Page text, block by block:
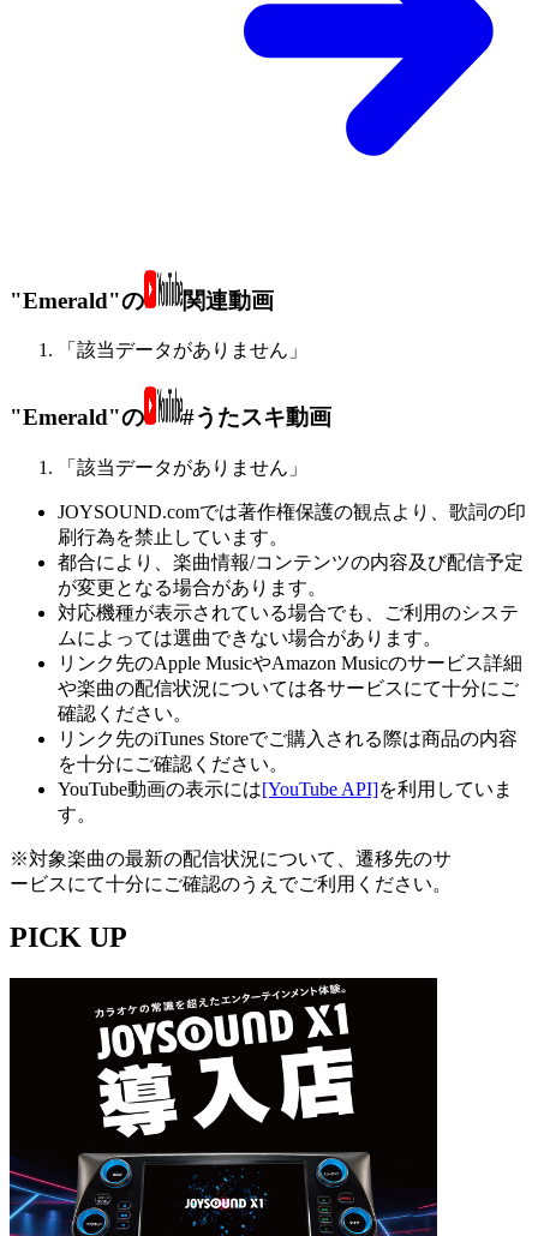
"Emerald"の 関連動画
「該当データがありません」
"Emerald"の #うたスキ動画
「該当データがありません」
JOYSOUND.comでは著作権保護の観点より、歌詞の印
刷行為を禁止しています。
都合により、楽曲情報/コンテンツの内容及び配信予定
が変更となる場合があります。
対応機種が表示されている場合でも、ご利用のシステ
ムによっては選曲できない場合があります。
リンク先のApple MusicやAmazon Musicのサービス詳細
や楽曲の配信状況については各サービスにて十分にご
確認ください。
リンク先のiTunes Storeでご購入される際は商品の内容
を十分にご確認ください。
YouTube動画の表示には[YouTube API]を利用していま
す。
※対象楽曲の最新の配信状況について、遷移先のサ
ービスにて十分にご確認のうえでご利用ください。
PICK UP